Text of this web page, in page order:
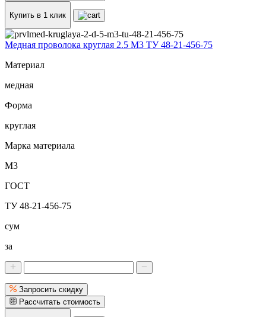
Купить в 1 клик
Медная проволока круглая 2.5 М3 ТУ 48-21-456-75
Материал
медная
Форма
круглая
Марка материала
М3
ГОСТ
ТУ 48-21-456-75
сум
за
Запросить скидку
Рассчитать стоимость